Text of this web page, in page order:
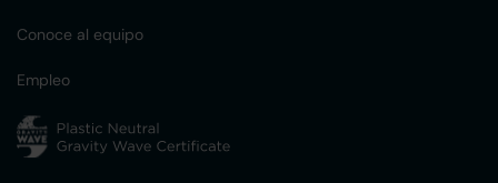
Conoce al equipo
Empleo